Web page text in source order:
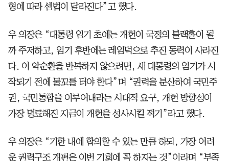
형에 따라 셈법이 달라진다”고 했다.
우 의장은 “대통령 임기 초에는 개헌이 국정의 블랙홀이 될
까 주저하고, 임기 후반에는 레임덕으로 추진 동력이 사라진
다. 이 악순환을 반복하지 않으려면, 새 대통령의 임기가 시
작되기 전에 물꼬를 터야 한다”며 “권력을 분산하여 국민주
권, 국민통합을 이루어내라는 시대적 요구, 개헌 방향성이
가장 명료해진 지금이 개헌을 성사시킬 적기”라고 했다.
우 의장은 “기한 내에 합의할 수 있는 만큼 하되, 가장 어려
운 권력구조 개편은 이번 기회에 꼭 하자는 것”이라며 “부족